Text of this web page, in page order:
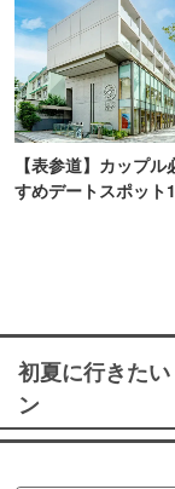
【表参道】カップ
すめデートスポット
初夏に行きた
ン